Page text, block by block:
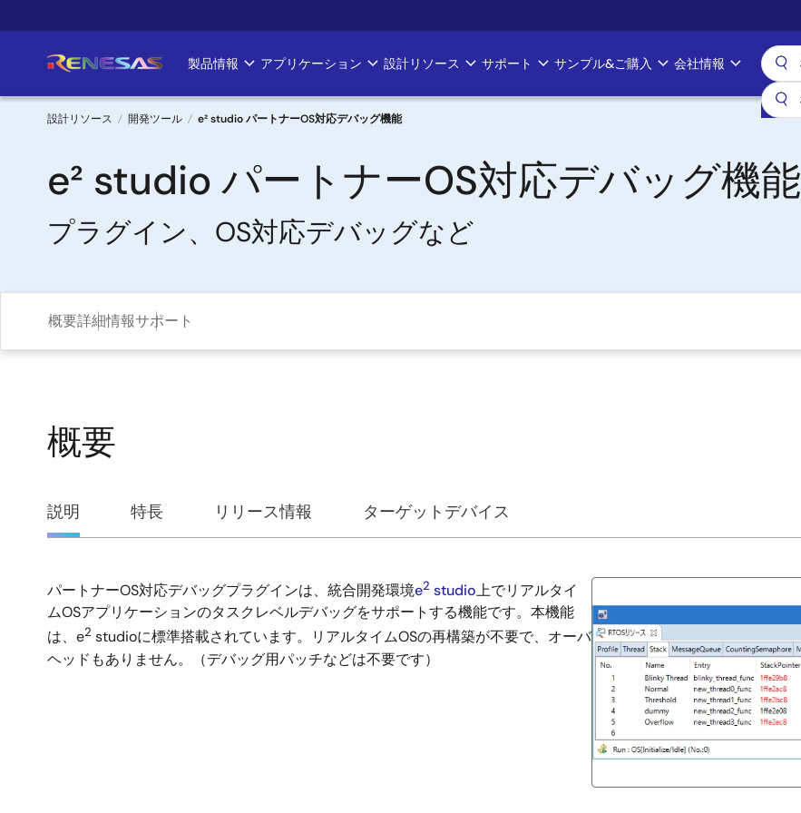
イ
ン
Main
navigation
製品情報 アプリケーション 設計リソース サポート サンプル&ご購入 会社情報
パ
ン
く
設計リソース 開発ツール e² studio パートナーOS対応デバッグ機能
e² studio パートナーOS対応デバッグ機能
プラグイン、OS対応デバッグなど
概要詳細情報サポート
概要
概
説明 特長 リリース情報 ターゲットデバイス
説
明
パートナーOS対応デバッグプラグインは、統合開発環境e2 studio上でリアルタイ
ムOSアプリケーションのタスクレベルデバッグをサポートする機能です。本機能
は、e2 studioに標準搭載されています。リアルタイムOSの再構築が不要で、オーバ
ヘッドもありません。（デバッグ用パッチなどは不要です）